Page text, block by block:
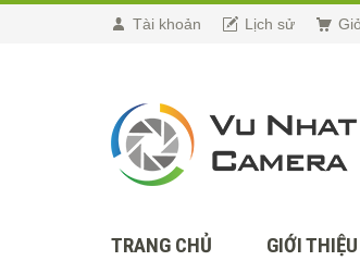
Tài khoản Lịch sử
TRANG CHỦ GIỚI THIỆU